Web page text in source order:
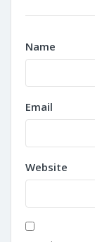
Name
Email
Website